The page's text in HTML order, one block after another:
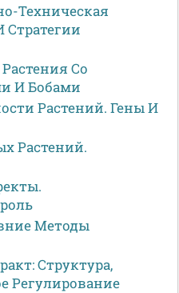
Техническая
Со
И Бобами
Растений. Гены И
Растений.
Методы
Структура,
Регулирование